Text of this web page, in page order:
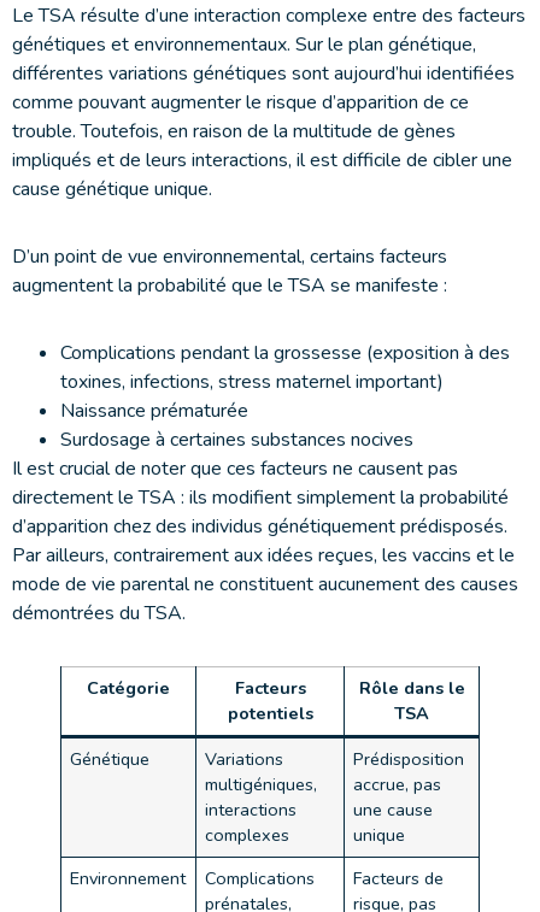
Le TSA résulte d’une interaction complexe entre des facteurs
génétiques et environnementaux. Sur le plan génétique,
différentes variations génétiques sont aujourd’hui identifiées
comme pouvant augmenter le risque d’apparition de ce
trouble. Toutefois, en raison de la multitude de gènes
impliqués et de leurs interactions, il est difficile de cibler une
cause génétique unique.
D’un point de vue environnemental, certains facteurs
augmentent la probabilité que le TSA se manifeste :
Complications pendant la grossesse (exposition à des
toxines, infections, stress maternel important)
Naissance prématurée
Surdosage à certaines substances nocives
Il est crucial de noter que ces facteurs ne causent pas
directement le TSA : ils modifient simplement la probabilité
d’apparition chez des individus génétiquement prédisposés.
Par ailleurs, contrairement aux idées reçues, les vaccins et le
mode de vie parental ne constituent aucunement des causes
démontrées du TSA.
Catégorie
Facteurs
potentiels
Rôle dans le
TSA
Génétique
Variations
multigéniques,
interactions
complexes
Prédisposition
accrue, pas
une cause
unique
Environnement
Complications
prénatales,
Facteurs de
risque, pas